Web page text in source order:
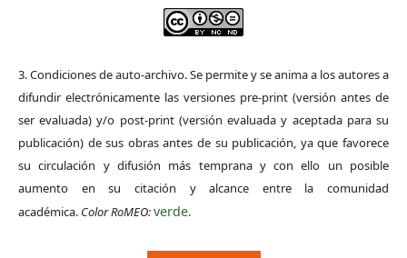
3. Condiciones de auto-archivo. Se permite y se anima a los autores a
difundir electrónicamente las versiones pre-print (versión antes de
ser evaluada) y/o post-print (versión evaluada y aceptada para su
publicación) de sus obras antes de su publicación, ya que favorece
su circulación y difusión más temprana y con ello un posible
aumento en su citación y alcance entre la comunidad
académica. Color RoMEO:verde.